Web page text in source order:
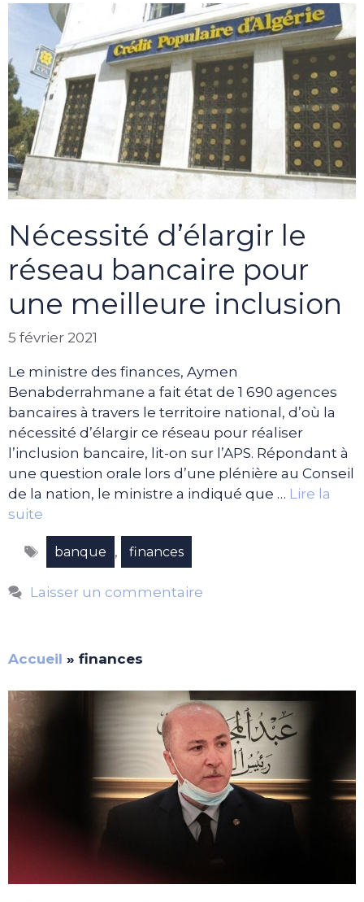
Nécessité d’élargir le
réseau bancaire pour
une meilleure inclusion
5 février 2021
Le ministre des finances, Aymen
Benabderrahmane a fait état de 1 690 agences
bancaires à travers le territoire national, d’où la
nécessité d’élargir ce réseau pour réaliser
l’inclusion bancaire, lit-on sur l’APS. Répondant à
une question orale lors d’une plénière au Conseil
de la nation, le ministre a indiqué que … Lire la
suite
Étiquettes
banque , finances
Laisser un commentaire
Accueil » finances